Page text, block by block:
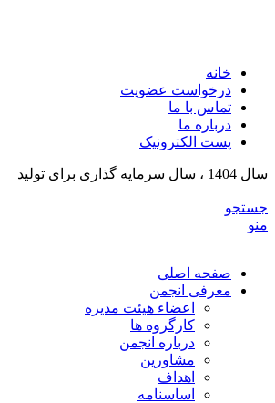
خانه
درخواست عضویت
تماس با ما
درباره ما
پست الکترونیک
سال 1404 ، سال سرمایه گذاری برای تولید
جستجو
منو
صفحه اصلی
معرفی انجمن
اعضاء هیئت مدیره
کارگروه ها
درباره انجمن
مشاورین
اهداف
اساسنامه